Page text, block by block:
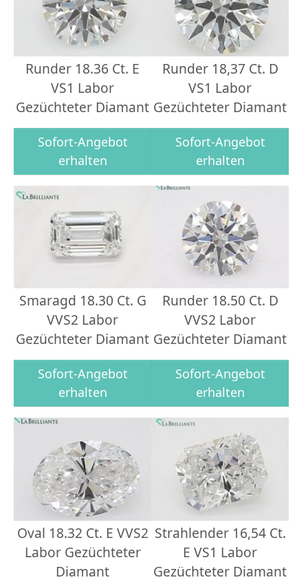
Runder 18.36 Ct. E
VS1 Labor
Gezüchteter Diamant
Sofort-Angebot
erhalten
Runder 18,37 Ct. D
VS1 Labor
Gezüchteter Diamant
Sofort-Angebot
erhalten
Smaragd 18.30 Ct. G
VVS2 Labor
Gezüchteter Diamant
Sofort-Angebot
erhalten
Runder 18.50 Ct. D
VVS2 Labor
Gezüchteter Diamant
Sofort-Angebot
erhalten
Oval 18.32 Ct. E VVS2
Labor Gezüchteter
Diamant
Strahlender 16,54 Ct.
E VS1 Labor
Gezüchteter Diamant